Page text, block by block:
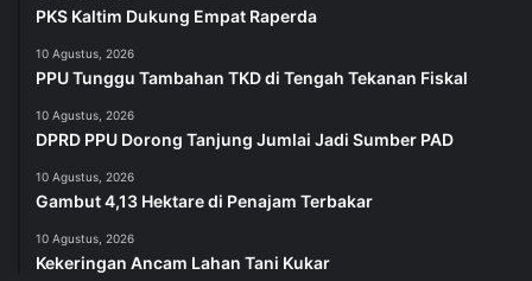
PKS Kaltim Dukung Empat Raperda
10 Agustus, 2026
PPU Tunggu Tambahan TKD di Tengah Tekanan Fiskal
10 Agustus, 2026
DPRD PPU Dorong Tanjung Jumlai Jadi Sumber PAD
10 Agustus, 2026
Gambut 4,13 Hektare di Penajam Terbakar
10 Agustus, 2026
Kekeringan Ancam Lahan Tani Kukar